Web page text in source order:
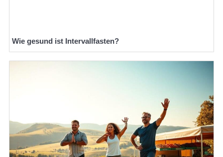
Wie gesund ist Intervallfasten?